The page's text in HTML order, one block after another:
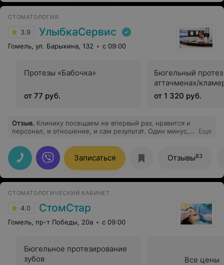
СТОМАТОЛОГИЯ
3.9 УлыбкаСервис
Гомель, ул. Барыкина, 132 с 09:00
Протезы «Бабочка»
от 77 руб.
Бюгельный
аттачменах/
от 1 320 руб.
Отзыв. Клинику посещаем не впервый раз, нравится и
персонал, и отношение, и сам результат. Один минус,
времени, в остальном только положительные эмоции.
Благодарим Бондареву А. Д. за вежливость и
профессионализм!
Еще
Записаться Отзывы83
СТОМАТОЛОГИЧЕСКИЙ КАБИНЕТ
4.0 СтомСтар
Гомель, пр-т Победы, 20а с 09:00
Бюгельное протезирование
зубов
Все цены